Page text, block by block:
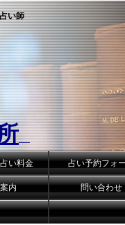
い師
い料金 占い予約フォ
内 問い合わせ